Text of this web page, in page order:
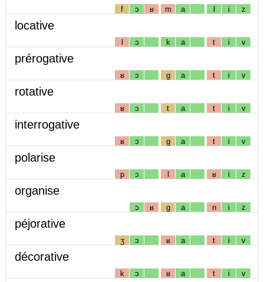
f ɔ ʁ m a l i z
locative
l ɔ k a t i v
prérogative
ʁ ɔ g a t i v
rotative
ʁ ɔ t a t i v
interrogative
ʁ ɔ g a t i v
polarise
p ɔ l a ʁ i z
organise
ɔ ʁ g a n i z
péjorative
ʒ ɔ ʁ a t i v
décorative
k ɔ ʁ a t i v